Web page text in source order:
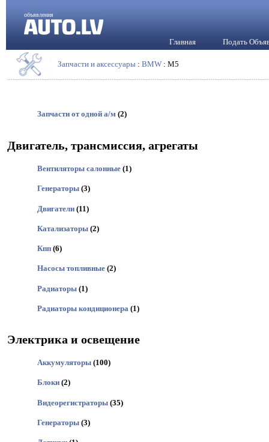
объявления
Главная Подать
Запчасти и аксессуары : BMW : M5
Запчасти от одной а/м (2)
Двигатель, трансмиссия, агрегаты
Вентиляторы салонные (1)
Генераторы (3)
Двигатели (11)
Катализаторы (2)
Кпп (6)
Насосы топливные (2)
Радиаторы (1)
Радиаторы кондиционера (1)
Электрика и освещение
Аккумуляторы (100)
Блоки (2)
Видеорегистраторы (35)
Генераторы (3)